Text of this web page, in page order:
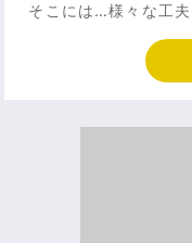
そこには…様々な工夫